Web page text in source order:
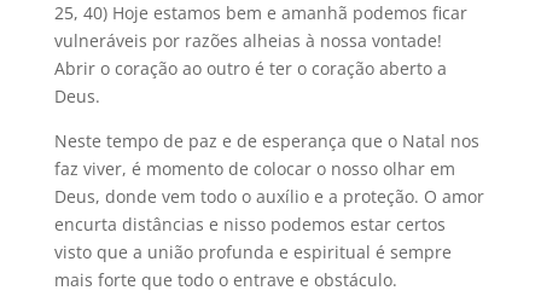
25, 40) Hoje estamos bem e amanhã podemos ficar
vulneráveis por razões alheias à nossa vontade!
Abrir o coração ao outro é ter o coração aberto a
Deus.
Neste tempo de paz e de esperança que o Natal nos
faz viver, é momento de colocar o nosso olhar em
Deus, donde vem todo o auxílio e a proteção. O amor
encurta distâncias e nisso podemos estar certos
visto que a união profunda e espiritual é sempre
mais forte que todo o entrave e obstáculo.